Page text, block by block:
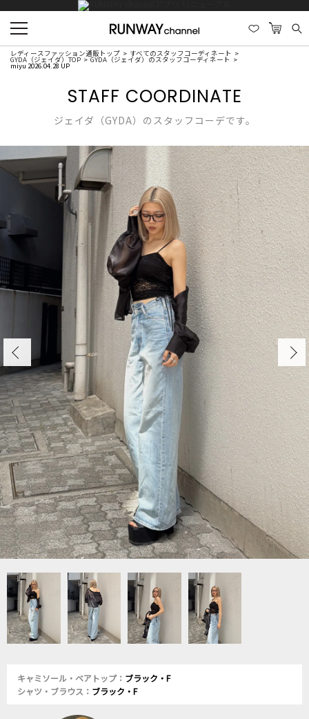
レディースファッション通販トップ すべてのスタッフコーディネート
GYDA（ジェイダ）TOP GYDA（ジェイダ）のスタッフコーディネート
miyu 2026.04.28 UP
STAFF COORDINATE
ジェイダ（GYDA）のスタッフコーデです。
キャミソール・ベアトップ： ブラック・F
シャツ・ブラウス： ブラック・F